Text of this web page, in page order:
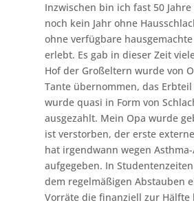
Inzwischen bin ich fast 50
noch kein Jahr ohne
ohne verfügbare
erlebt. Es gab in dieser Zeit
Hof der Großeltern wurde von
Tante übernommen, das
wurde quasi in Form von
ausgezahlt. Mein Opa wurde
ist verstorben, der erste
hat irgendwann wegen
aufgegeben. In
dem regelmäßigen Abstauben
Vorräte die finanziell zur Hälfte